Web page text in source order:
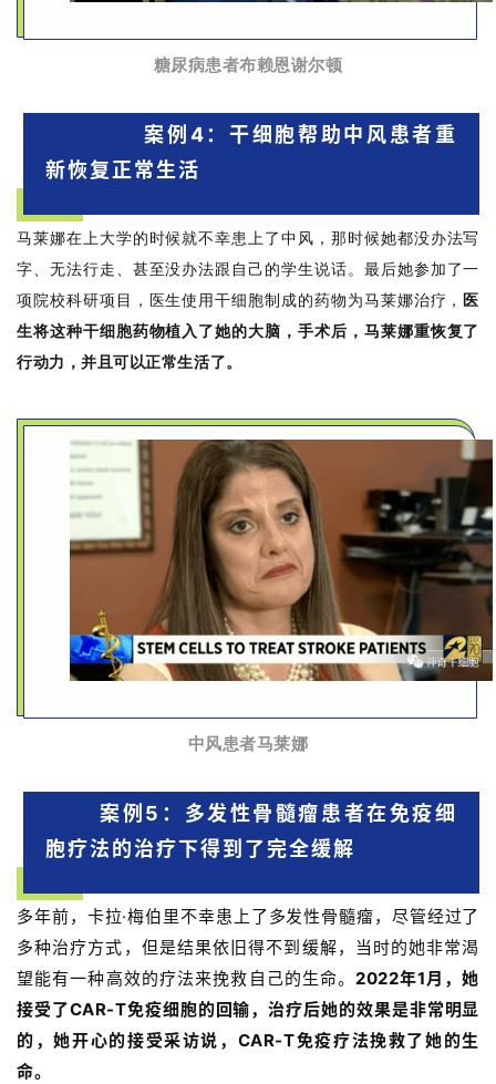
糖尿病患者布赖恩谢尔顿
案例4：干细胞帮助中风患者重
新恢复正常生活
马莱娜在上大学的时候就不幸患上了中风，那时候她都没办法写
字、无法行走、甚至没办法跟自己的学生说话。最后她参加了一
项院校科研项目，医生使用干细胞制成的药物为马莱娜治疗， 医
生将这种干细胞药物植入了她的大脑，手术后，马莱娜重恢复了
行动力，并且可以正常生活了。
中风患者马莱娜
案例5：多发性骨髓瘤患者在免疫细
胞疗法的治疗下得到了完全缓解
多年前，卡拉·梅伯里不幸患上了多发性骨髓瘤，尽管经过了
多种治疗方式，但是结果依旧得不到缓解，当时的她非常渴
望能有一种高效的疗法来挽救自己的生命。2022年1月，她
接受了CAR-T免疫细胞的回输，治疗后她的效果是非常明显
的，她开心的接受采访说，CAR-T免疫疗法挽救了她的生
命。